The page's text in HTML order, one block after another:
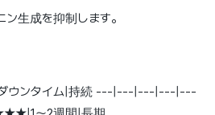
生成を抑制します。
ダウンタイム|持続 ---|---|---|---|---